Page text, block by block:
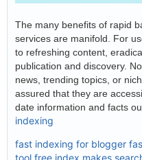
The many benefits of rapid
services are manifold. For
to refreshing content,
publication and discovery.
news, trending topics, or
assured that they are
date information and facts
indexing
fast indexing for blogger